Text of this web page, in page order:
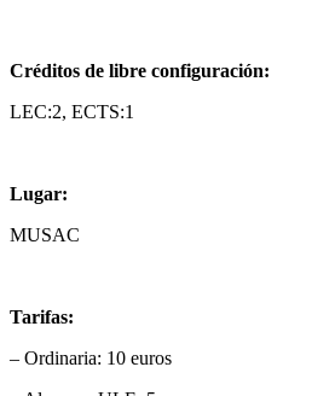
Créditos de libre configuración:
LEC:2, ECTS:1
Lugar:
MUSAC
Tarifas:
– Ordinaria: 10 euros